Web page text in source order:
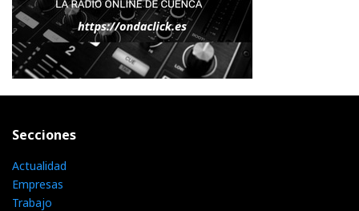
Secciones
Actualidad
Empresas
Trabajo